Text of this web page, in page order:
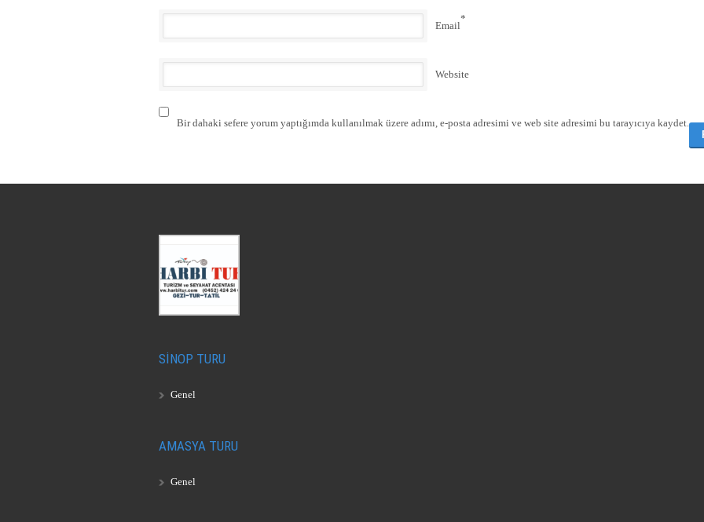
Email
*
Website
Bir dahaki sefere yorum yaptığımda kullanılmak üzere adımı, e-posta adresimi ve web site adresimi bu tarayıcıya kaydet.
SİNOP TURU
Genel
AMASYA TURU
Genel